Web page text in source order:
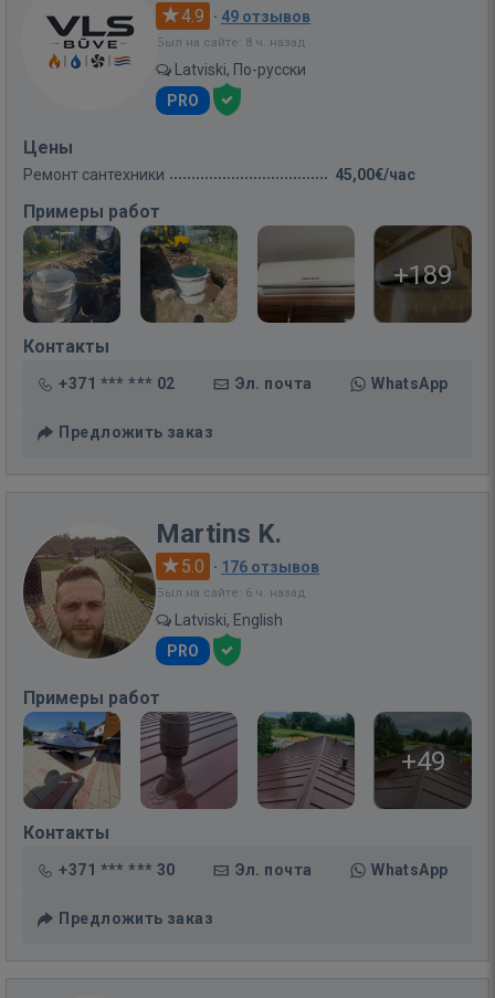
4.9 · 49 отзывов
Был на сайте: 8 ч. назад
Latviski, По-русски
PRO
Цены
Ремонт сантехники 45,00€/час
Примеры работ
+189
Контакты
+371 *** *** 02 Эл. почта WhatsApp
Предложить заказ
Martins K.
5.0 · 176 отзывов
Был на сайте: 6 ч. назад
Latviski, English
PRO
Примеры работ
+49
Контакты
+371 *** *** 30 Эл. почта WhatsApp
Предложить заказ